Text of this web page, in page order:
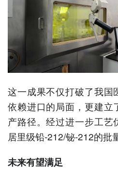
这一成果不仅打破了我国
依赖进口的局面，更建立
产路径。经过进一步工艺
居里级铅-212/铋-212的批
未来有望满足